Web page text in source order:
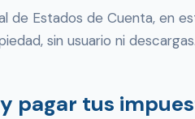
de Estados de Cuenta, en
sin usuario ni descargas.
pagar tus